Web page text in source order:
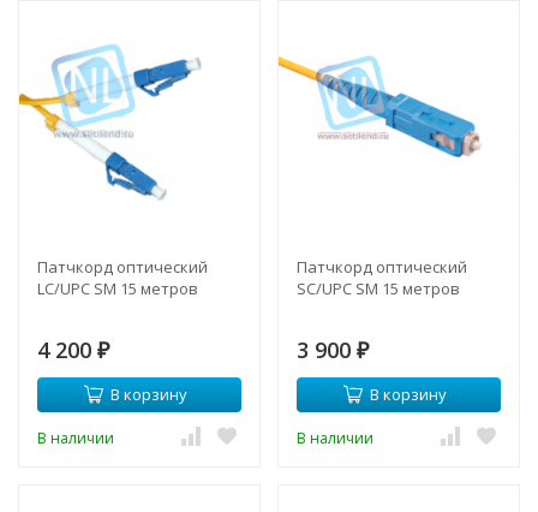
Патчкорд оптический
LC/UPC SM 15 метров
4 200 ₽
В корзину
В наличии
Патчкорд оптический
SC/UPC SM 15 метров
3 900 ₽
В корзину
В наличии